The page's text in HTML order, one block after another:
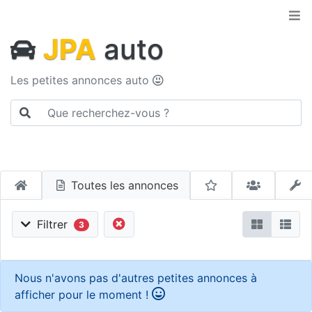
JPA auto
Les petites annonces auto
Toutes les annonces
Filtrer 3
Nous n'avons pas d'autres petites annonces à
afficher pour le moment !